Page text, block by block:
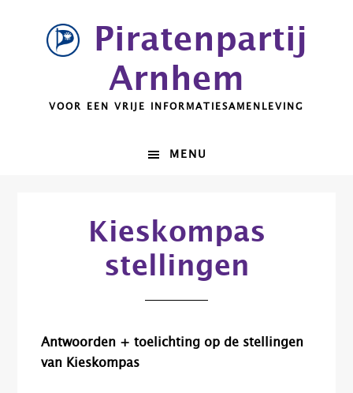
Piratenpartij
Arnhem
VOOR EEN VRIJE INFORMATIESAMENLEVING
MENU
Kieskompas
stellingen
Antwoorden + toelichting op de stellingen
van Kieskompas